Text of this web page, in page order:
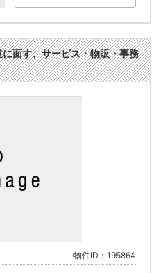
面す、サービス・物販・事務
物件ID：195864